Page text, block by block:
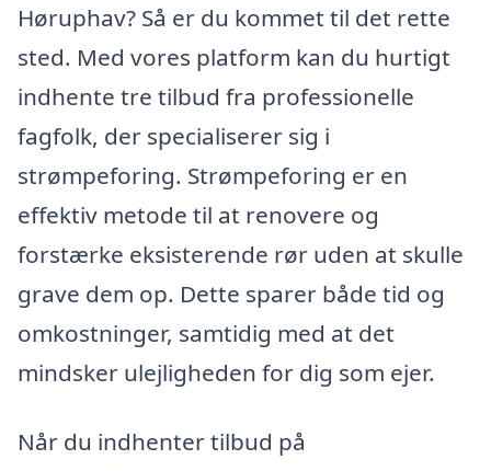
Høruphav? Så er du kommet til det rette
sted. Med vores platform kan du hurtigt
indhente tre tilbud fra professionelle
fagfolk, der specialiserer sig i
strømpeforing. Strømpeforing er en
effektiv metode til at renovere og
forstærke eksisterende rør uden at skulle
grave dem op. Dette sparer både tid og
omkostninger, samtidig med at det
mindsker ulejligheden for dig som ejer.
Når du indhenter tilbud på